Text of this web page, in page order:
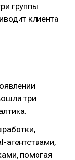
группы
клиента
три
агентствами,
помогая